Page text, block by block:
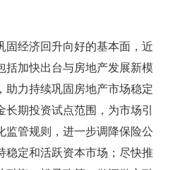
经济回升向好的基本面，近
括加快出台与房地产发展新模
助力持续巩固房地产市场稳定
期投资试点范围，为市场引
监管规则，进一步调降保险公
稳定和活跃资本市场；尽快推